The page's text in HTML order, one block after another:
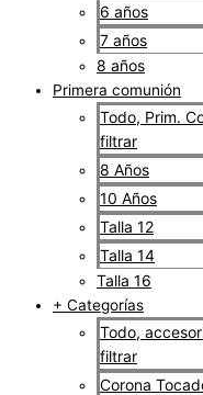
6 años
7 años
8 años
Primera comunión
Todo, Prim.
filtrar
8 Años
10 Años
Talla 12
Talla 14
Talla 16
+ Categorías
Todo,
filtrar
Corona